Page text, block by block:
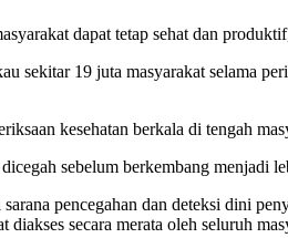
dapat tetap sehat dan
sekitar 19 juta masyarakat selama
kesehatan berkala di tengah
sebelum berkembang menjadi
pencegahan dan deteksi dini
secara merata oleh seluruh